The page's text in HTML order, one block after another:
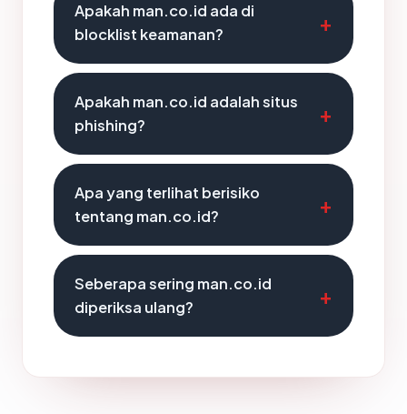
Apakah man.co.id ada di
blocklist keamanan?
Apakah man.co.id adalah situs
phishing?
Apa yang terlihat berisiko
tentang man.co.id?
Seberapa sering man.co.id
diperiksa ulang?